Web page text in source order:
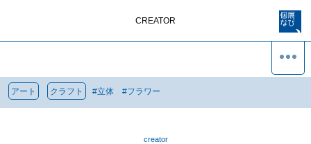
CREATOR
アート クラフト #立体 #フラワー
creator